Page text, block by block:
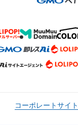
コーポレートサイト